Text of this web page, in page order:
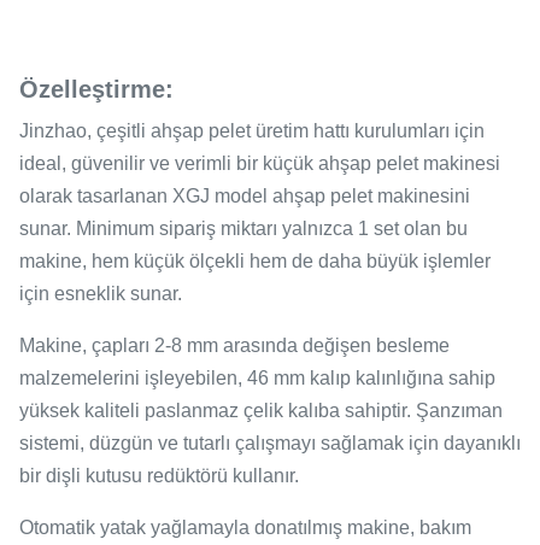
Özelleştirme:
Jinzhao, çeşitli ahşap pelet üretim hattı kurulumları için
ideal, güvenilir ve verimli bir küçük ahşap pelet makinesi
olarak tasarlanan XGJ model ahşap pelet makinesini
sunar. Minimum sipariş miktarı yalnızca 1 set olan bu
makine, hem küçük ölçekli hem de daha büyük işlemler
için esneklik sunar.
Makine, çapları 2-8 mm arasında değişen besleme
malzemelerini işleyebilen, 46 mm kalıp kalınlığına sahip
yüksek kaliteli paslanmaz çelik kalıba sahiptir. Şanzıman
sistemi, düzgün ve tutarlı çalışmayı sağlamak için dayanıklı
bir dişli kutusu redüktörü kullanır.
Otomatik yatak yağlamayla donatılmış makine, bakım